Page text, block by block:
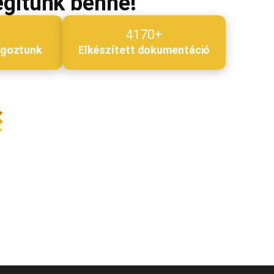
4170+
Elkészített dokumentáció